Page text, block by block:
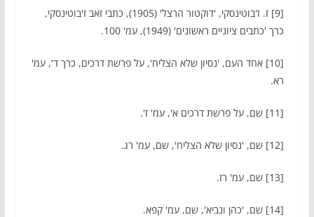
[9] ז. ז'בוטינסקי, 'דוקטור הרצל' (1905), כתבי זאב ז'בוטינסקי,
כרך 'כתבים ציוניים ראשונים' (1949), עמ' 100.
[10] אחד העם, 'נסיון שלא הצליח', על פרשת דרכים, כרך ד', עמ'
רא.
[11] שם, על פרשת דרכים א', עמ' ז'.
[12] שם, 'נסיון שלא הצליח', שם, עמ' רג.
[13] שם, עמ' רז.
[14] שם, 'כהן ונביא', שם, עמ' קפא.